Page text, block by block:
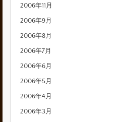
2006年11月
2006年9月
2006年8月
2006年7月
2006年6月
2006年5月
2006年4月
2006年3月